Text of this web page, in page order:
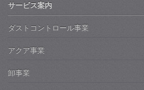
サービス案内
ダストコントロール事業
アクア事業
卸事業